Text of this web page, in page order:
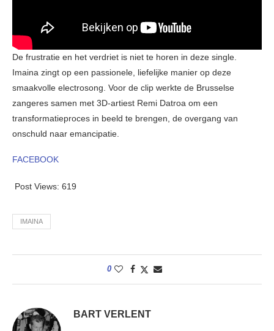
De frustratie en het verdriet is niet te horen in deze single.
Imaina zingt op een passionele, liefelijke manier op deze
smaakvolle electrosong. Voor de clip werkte de Brusselse
zangeres samen met 3D-artiest Remi Datroa om een
transformatieproces in beeld te brengen, de overgang van
onschuld naar emancipatie.
FACEBOOK
Post Views: 619
IMAINA
0
BART VERLENT